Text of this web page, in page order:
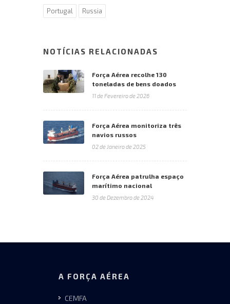
Portugal Russia
NOTÍCIAS RELACIONADAS
Força Aérea recolhe 130
toneladas de bens doados
11 de Fevereiro de 2026
Força Aérea monitoriza três
navios russos
02 de Janeiro de 2025
Força Aérea patrulha espaço
marítimo nacional
30 de Dezembro de 2024
A FORÇA AÉREA
CEMFA